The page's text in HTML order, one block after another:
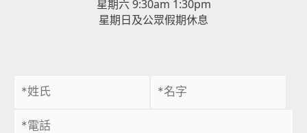
星期六 9:30am 1:30pm
星期日及公眾假期休息